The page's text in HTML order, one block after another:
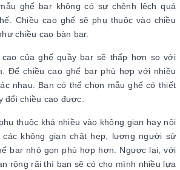
ghế bar không có sự chênh lệch quá
Chiều cao ghế sẽ phụ thuộc vào chiều
chiều cao bàn bar.
của ghế quầy bar sẽ thấp hơn so với
Để chiều cao ghế bar phù hợp với nhiều
nhau. Bạn có thể chọn mẫu ghế có thiết
đổi chiều cao được.
thuộc khá nhiều vào không gian hay nội
các không gian chật hẹp, lượng người sử
bar nhỏ gọn phù hợp hơn. Ngược lại, với
rộng rãi thì bạn sẽ có cho mình nhiều lựa